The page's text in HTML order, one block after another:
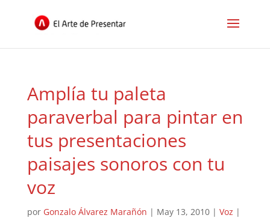
Amplía tu paleta
paraverbal para pintar en
tus presentaciones
paisajes sonoros con tu
voz
por Gonzalo Álvarez Marañón | May 13, 2010| Voz |